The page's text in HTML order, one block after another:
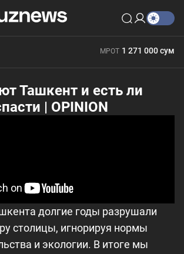
412 000 сум
МРОТ 1 271 000 сум
Ташкент и есть ли
| OPINION
долгие годы разрушали
столицы, игнорируя нормы
и экологии. В итоге мы